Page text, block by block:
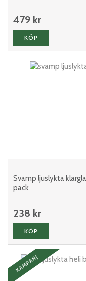
479 kr
KÖP
Svamp ljuslykta
pack
238 kr
KÖP
KAMPANJ